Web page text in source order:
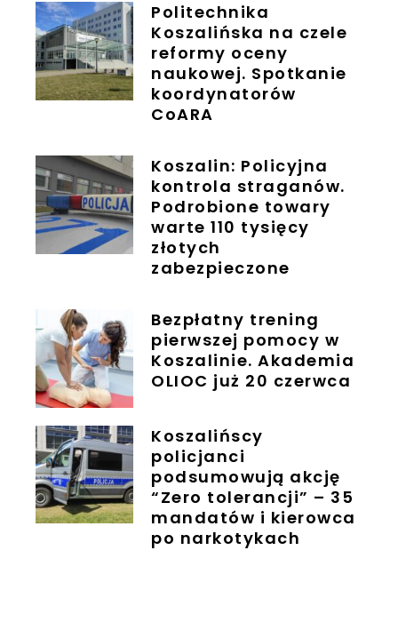
Politechnika
Koszalińska na czele
reformy oceny
naukowej. Spotkanie
koordynatorów
CoARA
Koszalin: Policyjna
kontrola straganów.
Podrobione towary
warte 110 tysięcy
złotych
zabezpieczone
Bezpłatny trening
pierwszej pomocy w
Koszalinie. Akademia
OLIOC już 20 czerwca
Koszalińscy
policjanci
podsumowują akcję
“Zero tolerancji” – 35
mandatów i kierowca
po narkotykach